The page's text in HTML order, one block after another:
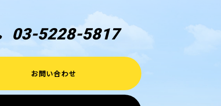
03-5228-5817
お問い合わせ